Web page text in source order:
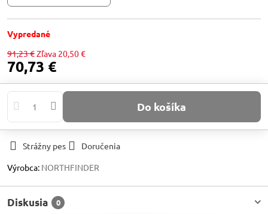
Vypredané
91,23 €Zľava 20,50 €
70,73 €
Do košíka
Strážny pes
Doručenia
Výrobca: NORTHFINDER
Diskusia 0